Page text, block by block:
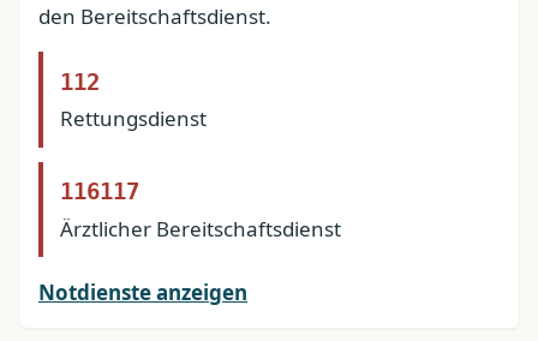
den Bereitschaftsdienst.
112
Rettungsdienst
116117
Ärztlicher Bereitschaftsdienst
Notdienste anzeigen